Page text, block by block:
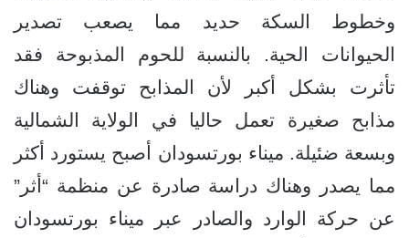
وخطوط السكة حديد مما يصعب تصدير
الحيوانات الحية. بالنسبة للحوم المذبوحة فقد
تأثرت بشكل أكبر لأن المذابح توقفت وهناك
مذابح صغيرة تعمل حاليا في الولاية الشمالية
وبسعة ضئيلة. ميناء بورتسودان أصبح يستورد أكثر
مما يصدر وهناك دراسة صادرة عن منظمة “أثر”
عن حركة الوارد والصادر عبر ميناء بورتسودان